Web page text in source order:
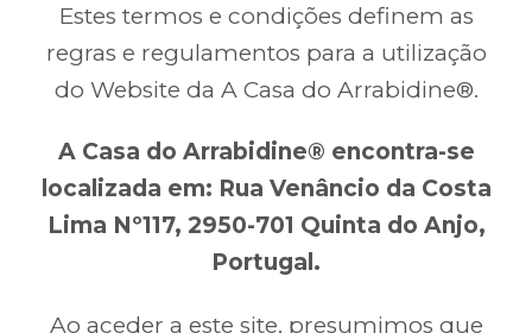
Estes termos e condições definem as
regras e regulamentos para a utilização
do Website da A Casa do Arrabidine®.
A Casa do Arrabidine® encontra-se
localizada em: Rua Venâncio da Costa
Lima Nº117, 2950-701 Quinta do Anjo,
Portugal.
Ao aceder a este site, presumimos que